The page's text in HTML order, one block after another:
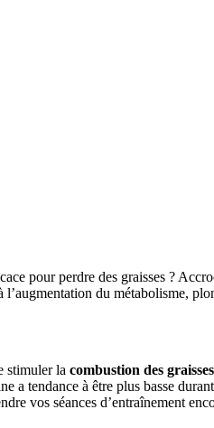
pour perdre des graisses ?
du métabolisme,
stimuler la combustion des graisses
a tendance à être plus basse
vos séances d’entraînement